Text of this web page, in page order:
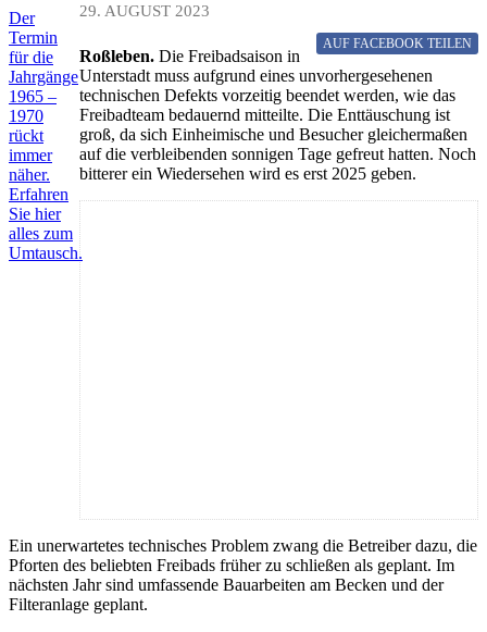
Der
Termin
für die
Jahrgänge
1965 –
1970
rückt
immer
näher.
Erfahren
Sie hier
alles zum
Umtausch.
29. AUGUST 2023
AUF FACEBOOK TEILEN
Roßleben. Die Freibadsaison in
Unterstadt muss aufgrund eines unvorhergesehenen
technischen Defekts vorzeitig beendet werden, wie das
Freibadteam bedauernd mitteilte. Die Enttäuschung ist
groß, da sich Einheimische und Besucher gleichermaßen
auf die verbleibenden sonnigen Tage gefreut hatten. Noch
bitterer ein Wiedersehen wird es erst 2025 geben.
Ein unerwartetes technisches Problem zwang die Betreiber dazu, die
Pforten des beliebten Freibads früher zu schließen als geplant. Im
nächsten Jahr sind umfassende Bauarbeiten am Becken und der
Filteranlage geplant.